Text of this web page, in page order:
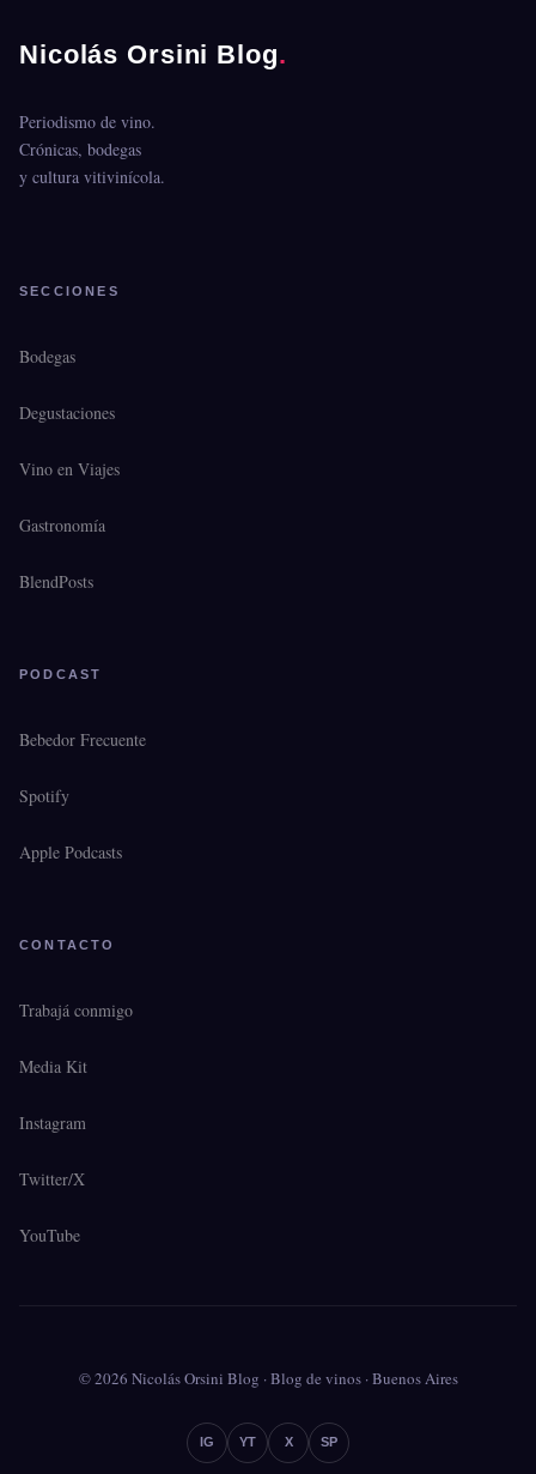
Nicolás Orsini Blog.
Periodismo de vino.
Crónicas, bodegas
y cultura vitivinícola.
SECCIONES
Bodegas
Degustaciones
Vino en Viajes
Gastronomía
BlendPosts
PODCAST
Bebedor Frecuente
Spotify
Apple Podcasts
CONTACTO
Trabajá conmigo
Media Kit
Instagram
Twitter/X
YouTube
© 2026 Nicolás Orsini Blog · Blog de vinos · Buenos Aires
IG YT X SP